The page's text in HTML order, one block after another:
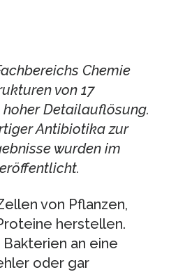
Chemie
von 17
Detailauflösung.
Antibiotika zur
wurden im
von Pflanzen,
herstellen.
an eine
oder gar